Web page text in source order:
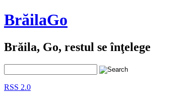
BrăilaGo
Brăila, Go, restul se înţelege
RSS 2.0